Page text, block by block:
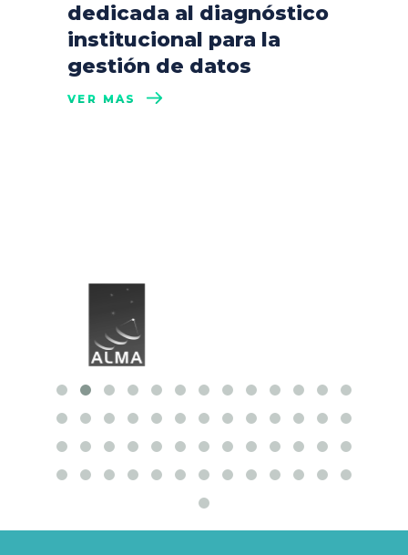
dedicada al diagnóstico
institucional para la
gestión de datos
VER MÁS